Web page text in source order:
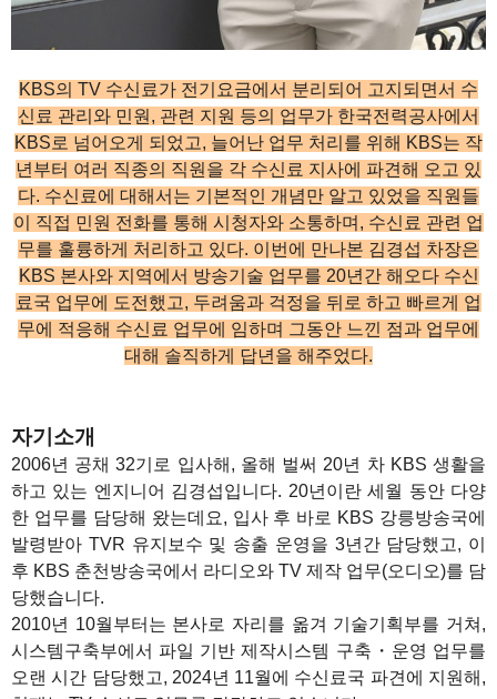
KBS의 TV 수신료가 전기요금에서 분리되어 고지되면서 수
신료 관리와 민원, 관련 지원 등의 업무가 한국전력공사에서
KBS로 넘어오게 되었고, 늘어난 업무 처리를 위해 KBS는 작
년부터 여러 직종의 직원을 각 수신료 지사에 파견해 오고 있
다. 수신료에 대해서는 기본적인 개념만 알고 있었을 직원들
이 직접 민원 전화를 통해 시청자와 소통하며, 수신료 관련 업
무를 훌륭하게 처리하고 있다. 이번에 만나본 김경섭 차장은
KBS 본사와 지역에서 방송기술 업무를 20년간 해오다 수신
료국 업무에 도전했고, 두려움과 걱정을 뒤로 하고 빠르게 업
무에 적응해 수신료 업무에 임하며 그동안 느낀 점과 업무에
대해 솔직하게 답년을 해주었다.
자기소개
2006년 공채 32기로 입사해, 올해 벌써 20년 차 KBS 생활을
하고 있는 엔지니어 김경섭입니다. 20년이란 세월 동안 다양
한 업무를 담당해 왔는데요, 입사 후 바로 KBS 강릉방송국에
발령받아 TVR 유지보수 및 송출 운영을 3년간 담당했고, 이
후 KBS 춘천방송국에서 라디오와 TV 제작 업무(오디오)를 담
당했습니다.
2010년 10월부터는 본사로 자리를 옮겨 기술기획부를 거쳐,
시스템구축부에서 파일 기반 제작시스템 구축・운영 업무를
오랜 시간 담당했고, 2024년 11월에 수신료국 파견에 지원해,